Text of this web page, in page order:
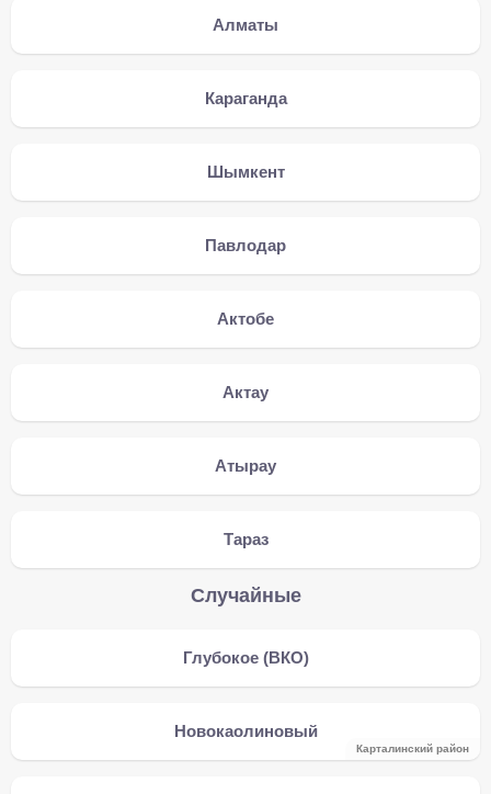
Алматы
Караганда
Шымкент
Павлодар
Актобе
Актау
Атырау
Тараз
Случайные
Глубокое (ВКО)
Новокаолиновый
Карталинский район